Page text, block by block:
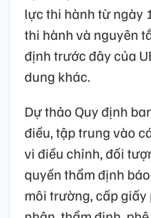
lực thi hành từ ngày
thi hành và nguyên
định trước đây của
dung khác.
Dự thảo Quy định
điều, tập trung vào
vi điều chỉnh, đối
quyền thẩm định
môi trường, cấp